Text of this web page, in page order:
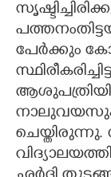
CONTACT US
പേർക്കും